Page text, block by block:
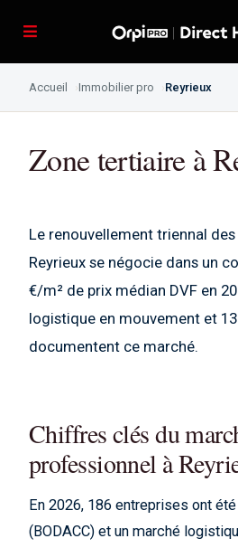
Accueil Immobilier pro Reyrieux
Zone tertiaire à
Le renouvellement triennal
Reyrieux se négocie dans un
€/m² de prix médian DVF en
logistique en mouvement et 13
documentent ce marché.
Chiffres clés du
professionnel à
En 2026, 186 entreprises ont
(BODACC) et un marché